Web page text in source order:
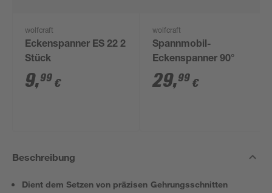
wolfcraft
Eckenspanner ES 22 2
Stück
9,99 €
wolfcraft
Spannmobil-
Eckenspanner 90°
29,99 €
Beschreibung
Dient dem Setzen von präzisen Gehrungsschnitten